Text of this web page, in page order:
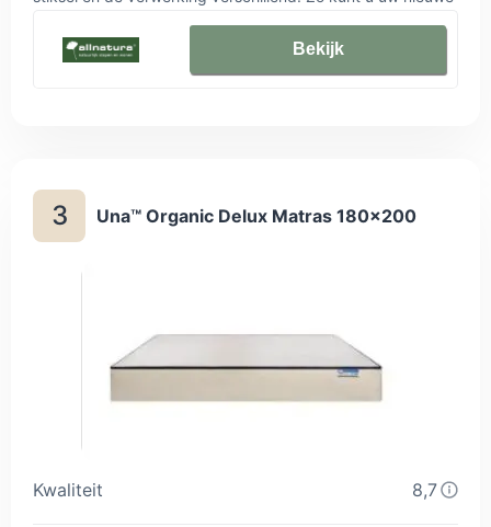
matras aan uw eigen behoeften aanpassen. Alle mogelijke
tijken zijn bi-elastisch en ondersteunen de puntelasticiteit
van deze latex matras, zodat uw schouder goed kan
Bekijk
3 Una™ Organic Delux Matras 180x200
Kwaliteit 8,7